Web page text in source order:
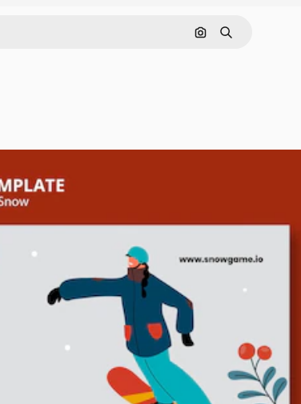
Поиск по
Поиск